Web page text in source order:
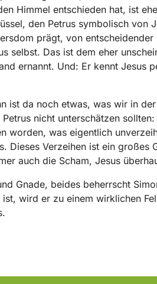
Himmel entschieden hat, ist
den Petrus symbolisch von
prägt, von
selbst. Das ist dem eher
ernannt. Und: Er kennt Jesus
ist da noch etwas, was wir in
Petrus nicht unterschätzen
worden, was eigentlich
Dieses Verzeihen ist ein großes
auch die Scham, Jesus
Gnade, beides beherrscht
wird er zu einem wirklichen